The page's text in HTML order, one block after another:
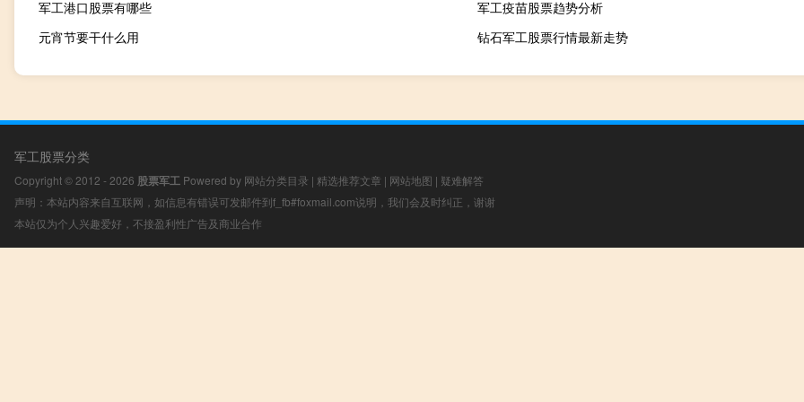
军工港口股票有哪些
军工疫苗股票趋势分析
元宵节要干什么用
钻石军工股票行情最新走势
军工股票分类
Copyright © 2012 - 2026 股票军工 Powered by 网站分类目录 | 精选推荐文章 | 网站地图 | 疑难解答
声明：本站内容来自互联网，如信息有错误可发邮件到f_fb#foxmail.com说明，我们会及时纠正，谢谢
本站仅为个人兴趣爱好，不接盈利性广告及商业合作